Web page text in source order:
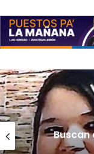
Buscan